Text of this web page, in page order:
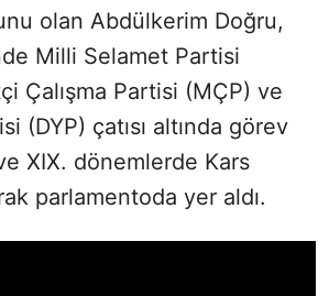
olan Abdülkerim Doğru,
Milli Selamet Partisi
Çalışma Partisi (MÇP) ve
(DYP) çatısı altında görev
XIX. dönemlerde Kars
parlamentoda yer aldı.